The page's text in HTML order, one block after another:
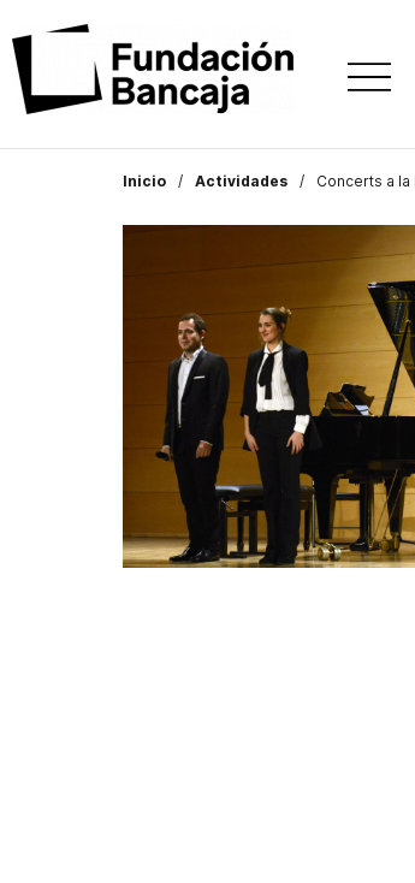
Inicio Actividades Concerts a la